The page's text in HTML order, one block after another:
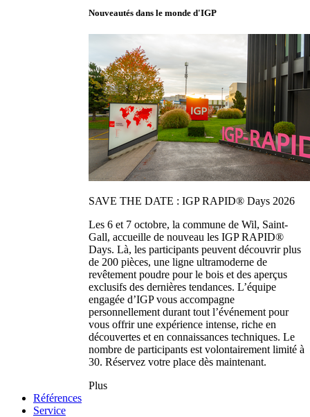
Nouveautés dans le monde d'IGP
SAVE THE DATE : IGP RAPID® Days 2026
Les 6 et 7 octobre, la commune de Wil, Saint-
Gall, accueille de nouveau les IGP RAPID®
Days. Là, les participants peuvent découvrir plus
de 200 pièces, une ligne ultramoderne de
revêtement poudre pour le bois et des aperçus
exclusifs des dernières tendances. L’équipe
engagée d’IGP vous accompagne
personnellement durant tout l’événement pour
vous offrir une expérience intense, riche en
découvertes et en connaissances techniques. Le
nombre de participants est volontairement limité à
30. Réservez votre place dès maintenant.
Plus
Références
Service